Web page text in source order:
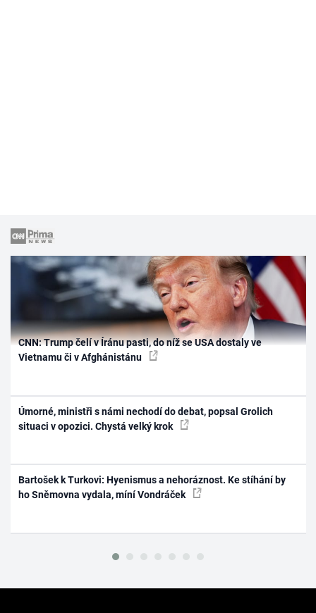
CNN: Trump čelí v Íránu pasti, do níž se USA dostaly ve
Vietnamu či v Afghánistánu
Úmorné, ministři s námi nechodí do debat, popsal Grolich
situaci v opozici. Chystá velký krok
Bartošek k Turkovi: Hyenismus a nehoráznost. Ke stíhání by
ho Sněmovna vydala, míní Vondráček